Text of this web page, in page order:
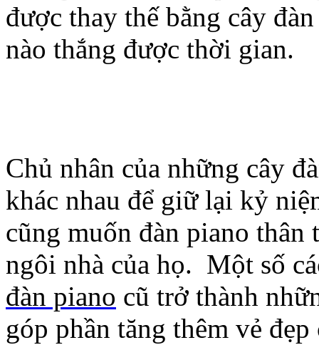
được thay thế bằng cây
nào thắng được thời gian.
Chủ nhân của những cây
khác nhau để giữ lại kỷ
cũng muốn đàn piano
ngôi nhà của họ. Một số
đàn piano cũ trở thành
góp phần tăng thêm vẻ